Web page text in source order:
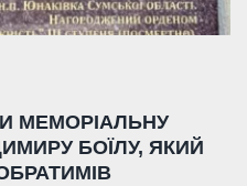
МЕМОРІАЛЬНУ
БОЇЛУ, ЯКИЙ